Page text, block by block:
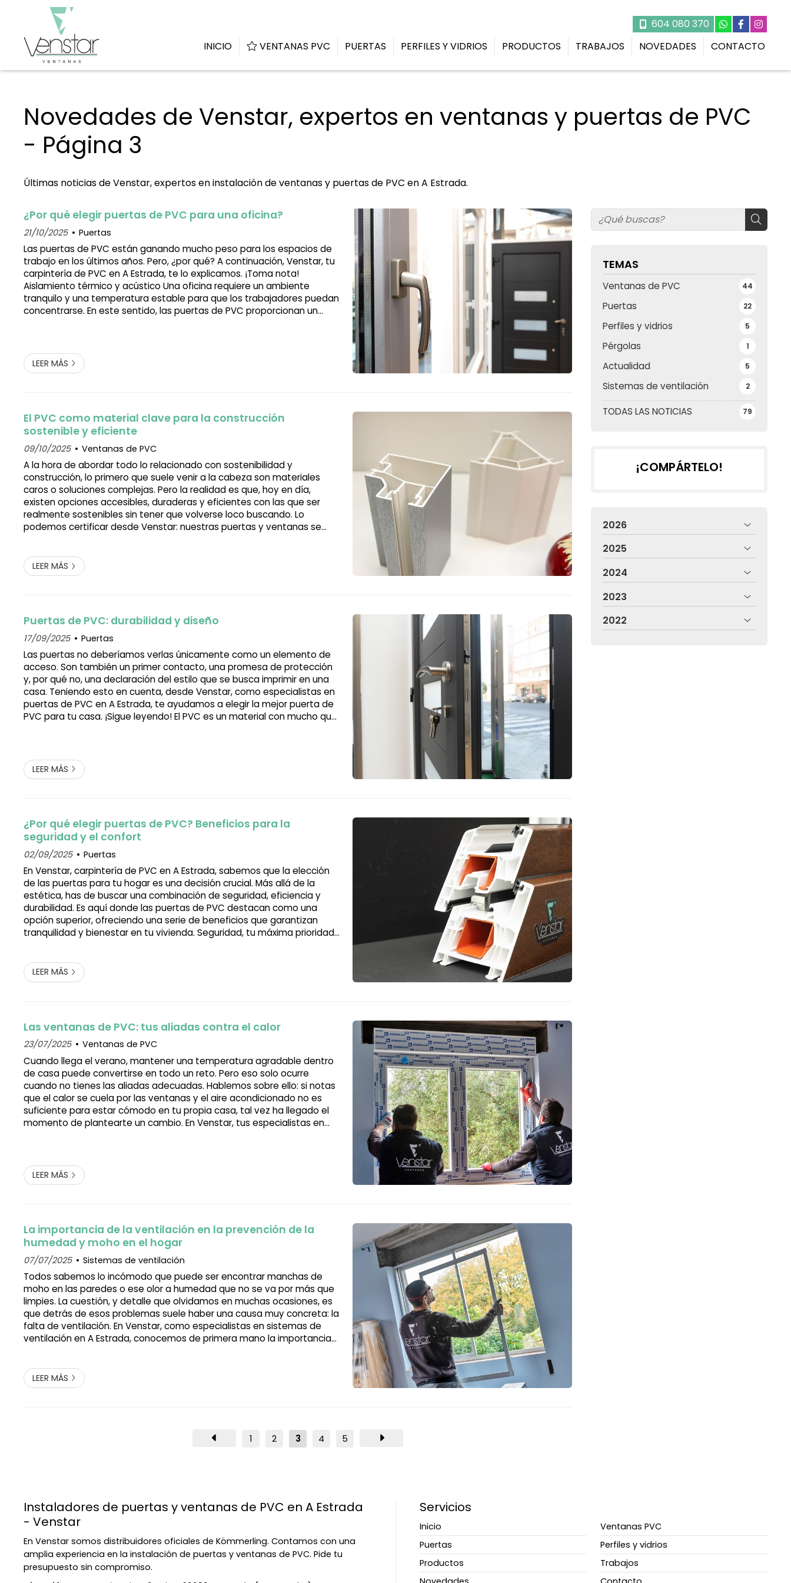
604 080 370
INICIO
VENTANAS PVC PUERTAS PERFILES Y VIDRIOS PRODUCTOS TRABAJOS NOVEDADES CONTACTO
Novedades de Venstar, expertos en ventanas y puertas de PVC
- Página 3
Últimas noticias de Venstar, expertos en instalación de ventanas y puertas de PVC en A Estrada.
TEMAS
TODAS LAS NOTICIAS 79
Ventanas de PVC 44
Puertas 22
Perfiles y vidrios 5
Pérgolas 1
Actualidad 5
Sistemas de ventilación 2
¿Por qué elegir puertas de PVC para una oficina?
21/10/2025 Puertas
Las puertas de PVC están ganando mucho peso para los espacios de
trabajo en los últimos años. Pero, ¿por qué? A continuación, Venstar, tu
carpintería de PVC en A Estrada, te lo explicamos. ¡Toma nota!
Aislamiento térmico y acústico Una oficina requiere un ambiente
tranquilo y una temperatura estable para que los trabajadores puedan
concentrarse. En este sentido, las puertas de PVC proporcionan un
LEER MÁS
El PVC como material clave para la construcción
sostenible y eficiente
09/10/2025 Ventanas de PVC
A la hora de abordar todo lo relacionado con sostenibilidad y
construcción, lo primero que suele venir a la cabeza son materiales
caros o soluciones complejas. Pero la realidad es que, hoy en día,
existen opciones accesibles, duraderas y eficientes con las que ser
realmente sostenibles sin tener que volverse loco buscando. Lo
podemos certificar desde Venstar: nuestras puertas y ventanas se
LEER MÁS
Puertas de PVC: durabilidad y diseño
17/09/2025 Puertas
Las puertas no deberíamos verlas únicamente como un elemento de
acceso. Son también un primer contacto, una promesa de protección
y, por qué no, una declaración del estilo que se busca imprimir en una
casa. Teniendo esto en cuenta, desde Venstar, como especialistas en
puertas de PVC en A Estrada, te ayudamos a elegir la mejor puerta de
PVC para tu casa. ¡Sigue leyendo! El PVC es un material con mucho que
LEER MÁS
¿Por qué elegir puertas de PVC? Beneficios para la
seguridad y el confort
02/09/2025 Puertas
En Venstar, carpintería de PVC en A Estrada, sabemos que la elección
de las puertas para tu hogar es una decisión crucial. Más allá de la
estética, has de buscar una combinación de seguridad, eficiencia y
durabilidad. Es aquí donde las puertas de PVC destacan como una
opción superior, ofreciendo una serie de beneficios que garantizan
tranquilidad y bienestar en tu vivienda. Seguridad, tu máxima prioridad
LEER MÁS
Las ventanas de PVC: tus aliadas contra el calor
23/07/2025 Ventanas de PVC
Cuando llega el verano, mantener una temperatura agradable dentro
de casa puede convertirse en todo un reto. Pero eso solo ocurre
cuando no tienes las aliadas adecuadas. Hablemos sobre ello: si notas
que el calor se cuela por las ventanas y el aire acondicionado no es
suficiente para estar cómodo en tu propia casa, tal vez ha llegado el
momento de plantearte un cambio. En Venstar, tus especialistas en
LEER MÁS
La importancia de la ventilación en la prevención de la
humedad y moho en el hogar
07/07/2025 Sistemas de ventilación
Todos sabemos lo incómodo que puede ser encontrar manchas de
moho en las paredes o ese olor a humedad que no se va por más que
limpies. La cuestión, y detalle que olvidamos en muchas ocasiones, es
que detrás de esos problemas suele haber una causa muy concreta: la
falta de ventilación. En Venstar, como especialistas en sistemas de
ventilación en A Estrada, conocemos de primera mano la importancia
LEER MÁS
1 2 3 4 5
¡COMPÁRTELO!
2026
2025
2024
2023
2022
Instaladores de puertas y ventanas de PVC en A Estrada
- Venstar
En Venstar somos distribuidores oficiales de Kömmerling. Contamos con una
amplia experiencia en la instalación de puertas y ventanas de PVC. Pide tu
presupuesto sin compromiso.
Servicios
Inicio
Ventanas PVC
Puertas
Perfiles y vidrios
Productos
Trabajos